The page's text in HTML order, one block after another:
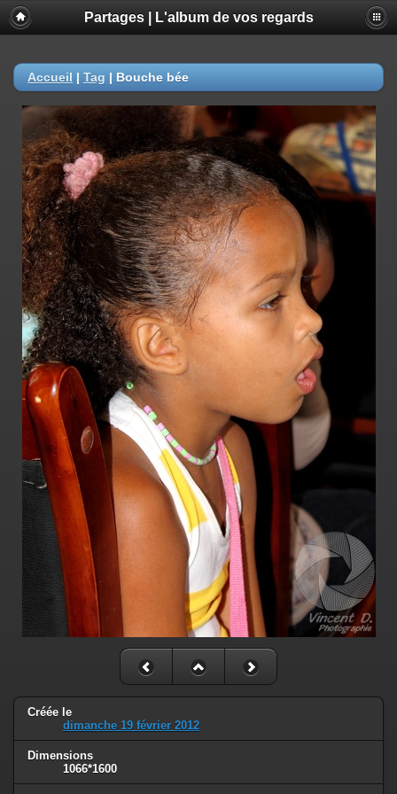
Partages | L'album de vos regards
Accueil | Tag | Bouche bée
Créée le
dimanche 19 février 2012
Dimensions
1066*1600